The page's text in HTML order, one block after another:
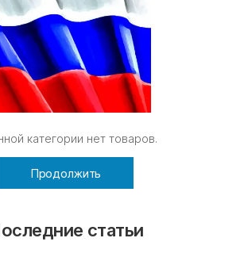
категории нет товаров.
Продолжить
статьи